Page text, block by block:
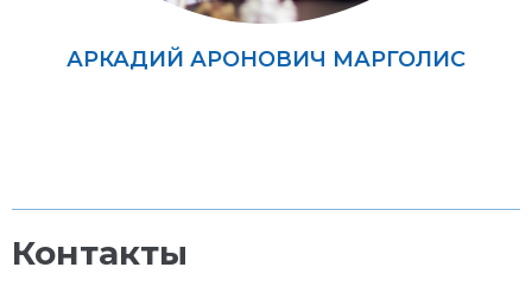
АРКАДИЙ АРОНОВИЧ МАРГОЛИС
Контакты